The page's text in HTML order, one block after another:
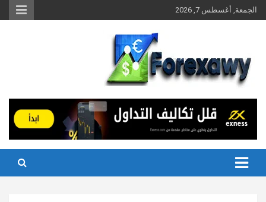
Skip
to
الجمعة, أغسطس 7, 2026